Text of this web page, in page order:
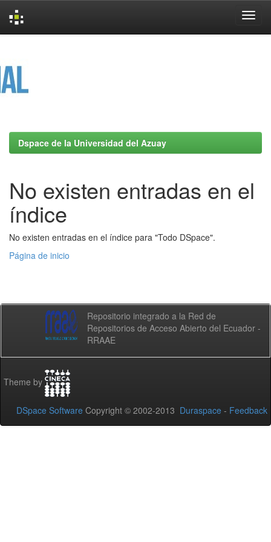
Dspace de la Universidad del Azuay
No existen entradas en el
índice
No existen entradas en el índice para "Todo DSpace".
Página de inicio
Repositorio integrado a la Red de
Repositorios de Acceso Abierto del Ecuador -
RRAAE
Theme by
DSpace Software Copyright © 2002-2013 Duraspace - Feedback